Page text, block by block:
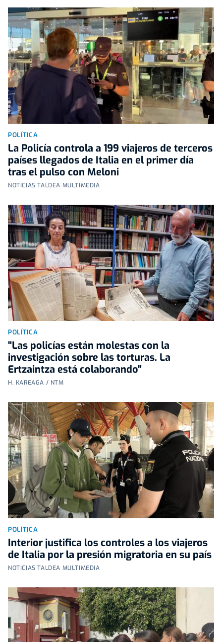
POLÍTICA
La Policía controla a 199 viajeros de terceros
países llegados de Italia en el primer día
tras el pulso con Meloni
NOTICIAS TALDEA MULTIMEDIA
POLÍTICA
"Las policías están molestas con la
investigación sobre las torturas. La
Ertzaintza está colaborando"
H. KAREAGA / NTM
POLÍTICA
Interior justifica los controles a los viajeros
de Italia por la presión migratoria en su país
NOTICIAS TALDEA MULTIMEDIA